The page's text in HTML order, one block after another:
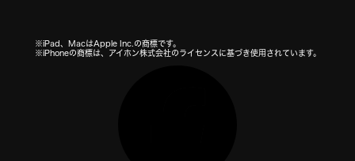
※iPad、MacはApple Inc.の商標です。
※iPhoneの商標は、アイホン株式会社のライセンスに基づき使用されています。